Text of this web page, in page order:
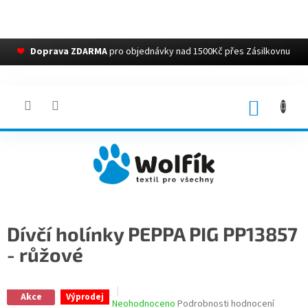
❤ Doprava ZDARMApro objednávky nad 1500Kč přes Zásilkovnu
Dívčí holínky PEPPA PIG PP13857
- růžové
Akce Výprodej
Průměrné
Neohodnoceno Podrobnosti hodnocení